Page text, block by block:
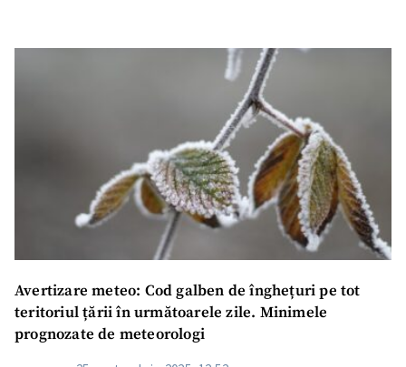
Avertizare meteo: Cod galben de înghețuri pe tot
teritoriul țării în următoarele zile. Minimele
prognozate de meteorologi
ȘTIREA MEA
Titlu știre
+ Adaugă titlu
Fotografie
+ Încarcă imagine
Link media+ Link media